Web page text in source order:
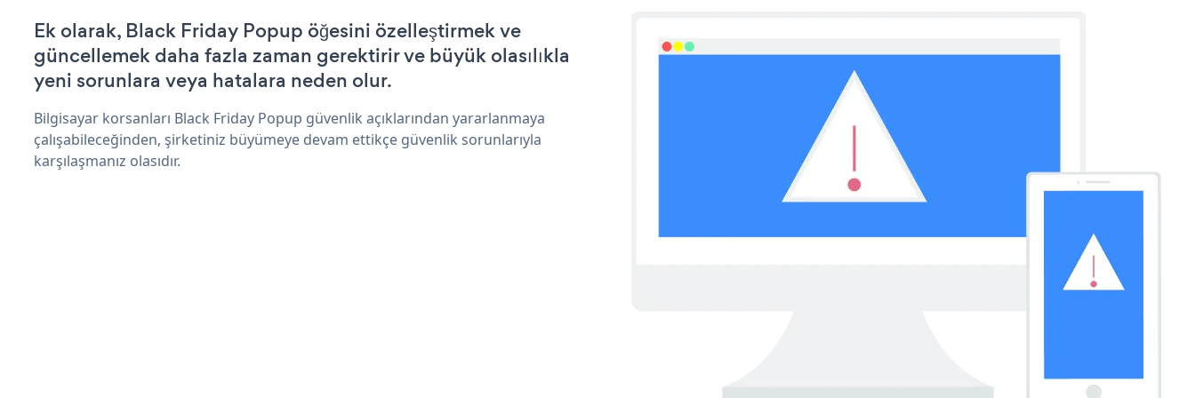
Ek olarak, Black Friday Popup öğesini özelleştirmek ve
güncellemek daha fazla zaman gerektirir ve büyük olasılıkla
yeni sorunlara veya hatalara neden olur.
Bilgisayar korsanları Black Friday Popup güvenlik açıklarından yararlanmaya
çalışabileceğinden, şirketiniz büyümeye devam ettikçe güvenlik sorunlarıyla
karşılaşmanız olasıdır.